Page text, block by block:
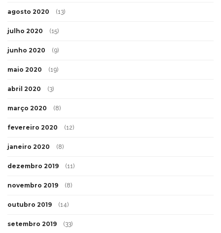
agosto 2020 (13)
julho 2020 (15)
junho 2020 (9)
maio 2020 (19)
abril 2020 (3)
março 2020 (8)
fevereiro 2020 (12)
janeiro 2020 (8)
dezembro 2019 (11)
novembro 2019 (8)
outubro 2019 (14)
setembro 2019 (33)